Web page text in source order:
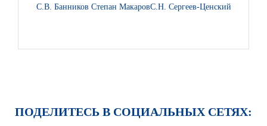
С.В. Банников Степан МакаровС.Н. Сергеев-Ценский
ПОДЕЛИТЕСЬ В СОЦИАЛЬНЫХ СЕТЯХ: